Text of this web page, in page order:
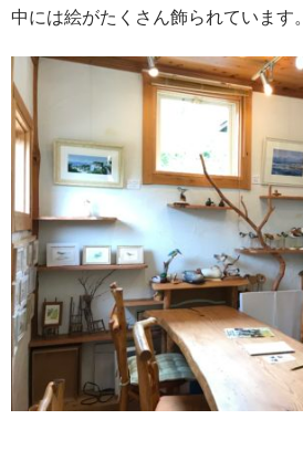
中には絵がたくさん飾られています。